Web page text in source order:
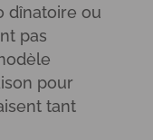
dînatoire ou
pas
pour
tant